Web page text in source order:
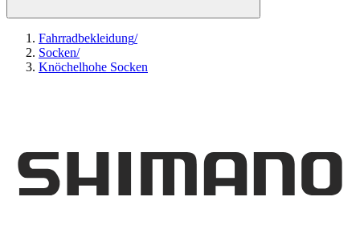
Fahrradbekleidung/
Socken/
Knöchelhohe Socken